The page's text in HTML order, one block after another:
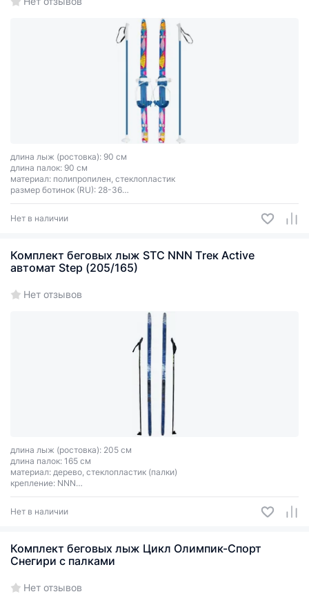
длина лыж (ростовка): 90 см
длина палок: 90 см
материал: полипропилен, стеклопластик
размер ботинок (RU): 28-36
тип креплений: металлическая скоба и 2 ремня
Нет в наличии
Комплект беговых лыж STC NNN Тrек Active
автомат Step (205/165)
Нет отзывов
длина лыж (ростовка): 205 см
длина палок: 165 см
материал: дерево, cтеклопластик (палки)
крепление: NNN
цвет: белый, cиний
Нет в наличии
Комплект беговых лыж Цикл Олимпик-Спорт
Снегири с палками
Нет отзывов